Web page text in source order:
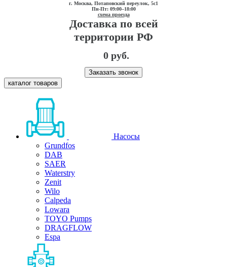
г. Москва, Потаповский переулок, 5с1
Пн-Пт: 09:00–18:00
схема проезда
Доставка по всей
территории РФ
0 руб.
Заказать звонок
каталог товаров
Насосы
Grundfos
DAB
SAER
Waterstry
Zenit
Wilo
Calpeda
Lowara
TOYO Pumps
DRAGFLOW
Espa